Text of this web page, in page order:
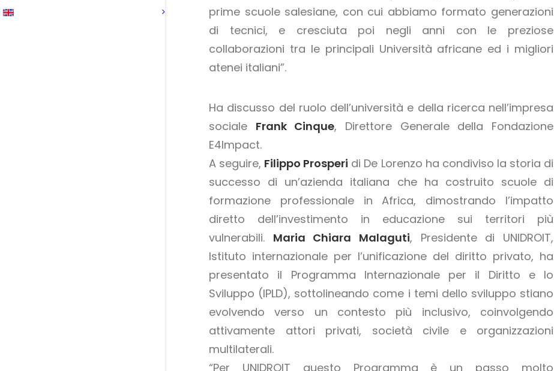
prime scuole salesiane, con cui abbiamo formato generazioni
di tecnici, e cresciuta poi negli anni con le preziose
collaborazioni tra le principali Università africane ed i migliori
atenei italiani”.
Ha discusso del ruolo dell’università e della ricerca nell’impresa
sociale Frank Cinque, Direttore Generale della Fondazione
E4Impact.
A seguire, Filippo Prosperi di De Lorenzo ha condiviso la storia di
successo di un’azienda italiana che ha costruito scuole di
formazione professionale in Africa, dimostrando l’impatto
diretto dell’investimento in educazione sui territori più
vulnerabili. Maria Chiara Malaguti, Presidente di UNIDROIT,
Istituto internazionale per l’unificazione del diritto privato, ha
presentato il Programma Internazionale per il Diritto e lo
Sviluppo (IPLD), sottolineando come i temi dello sviluppo stiano
evolvendo verso un contesto più inclusivo, coinvolgendo
attivamente attori privati, società civile e organizzazioni
multilaterali.
“Per UNIDROIT questo Programma è un passo molto